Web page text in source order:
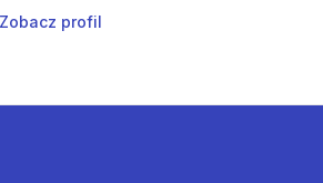
Zobacz profil